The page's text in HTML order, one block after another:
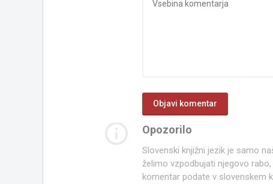
Opozorilo
Slovenski knjižni jezik je samo
želimo vzpodbujati njegovo
komentar podate v slovenskem